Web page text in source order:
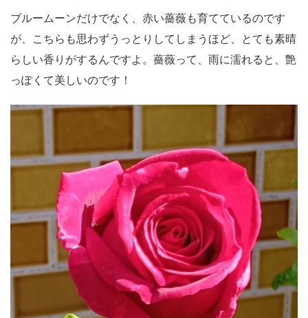
ブルームーンだけでなく、赤い薔薇も育てているのです
が、こちらも思わずうっとりしてしまうほど、とても素晴
らしい香りがするんですよ。薔薇って、雨に濡れると、艶
っぽくて美しいのです！